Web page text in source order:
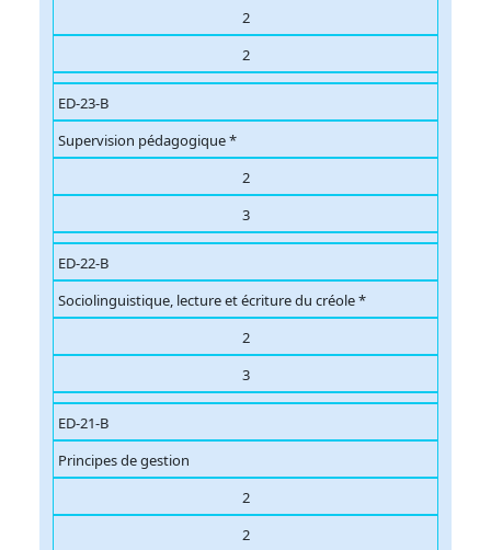
2
2
ED-23-B
Supervision pédagogique *
2
3
ED-22-B
Sociolinguistique, lecture et écriture du créole *
2
3
ED-21-B
Principes de gestion
2
2